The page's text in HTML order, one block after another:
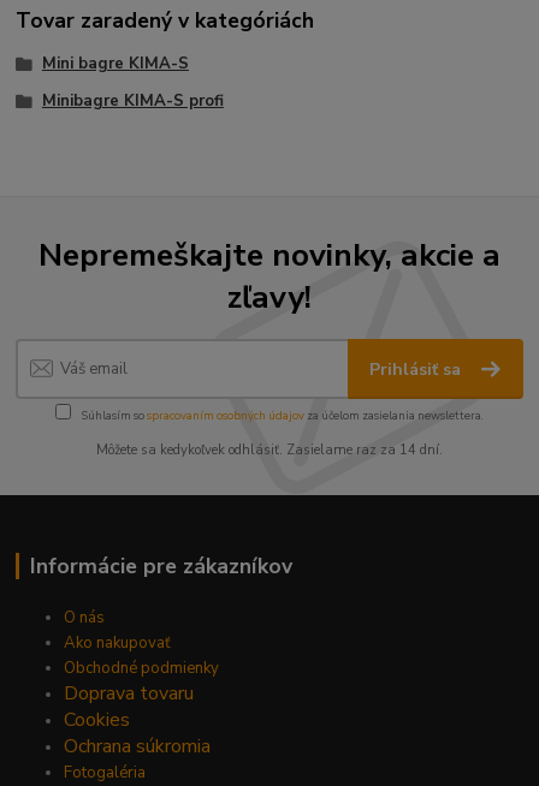
Tovar zaradený v kategóriách
Mini bagre KIMA-S
Minibagre KIMA-S profi
Nepremeškajte novinky, akcie a
zľavy!
Prihlásiť sa
Súhlasím sospracovaním osobných údajov za účelom zasielania newslettera.
Môžete sa kedykoľvek odhlásiť. Zasielame raz za 14 dní.
Informácie pre zákazníkov
O nás
Ako nakupovať
Obchodné podmienky
Doprava tovaru
Cookies
Ochrana súkromia
Fotogaléria